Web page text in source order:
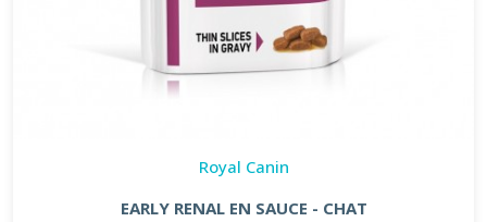
Royal Canin
EARLY RENAL EN SAUCE - CHAT